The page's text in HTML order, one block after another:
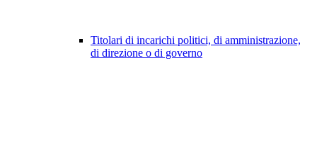
Titolari di incarichi politici, di amministrazione,
di direzione o di governo